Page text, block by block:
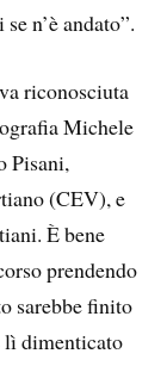
n’è andato”.
riconosciuta
Michele
Pisani,
(CEV), e
È bene
prendendo
sarebbe finito
lì dimenticato